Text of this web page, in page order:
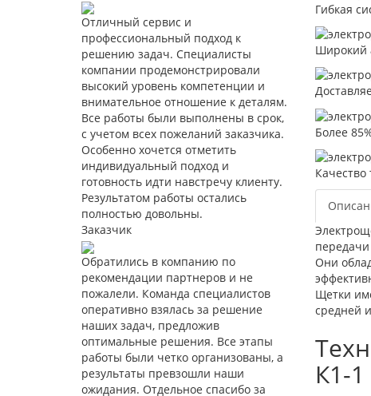
Отличный сервис и
профессиональный подход к
решению задач. Специалисты
компании продемонстрировали
высокий уровень компетенции и
внимательное отношение к деталям.
Все работы были выполнены в срок,
с учетом всех пожеланий заказчика.
Особенно хочется отметить
индивидуальный подход и
готовность идти навстречу клиенту.
Результатом работы остались
полностью довольны.
Заказчик
Обратились в компанию по
рекомендации партнеров и не
пожалели. Команда специалистов
оперативно взялась за решение
наших задач, предложив
оптимальные решения. Все этапы
работы были четко организованы, а
результаты превзошли наши
ожидания. Отдельное спасибо за
Гибкая
Широкий
Более
Качество
передачи
Они
Щетки
средней
К1-1